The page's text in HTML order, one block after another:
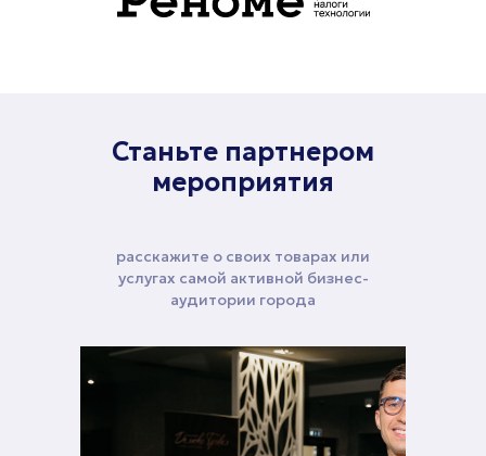
Станьте партнером
мероприятия
расскажите о своих товарах или
услугах самой активной бизнес-
аудитории города